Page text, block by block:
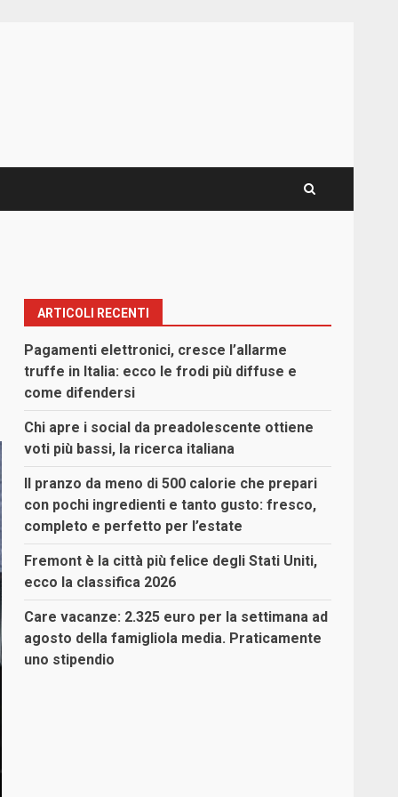
ARTICOLI RECENTI
Pagamenti elettronici, cresce l’allarme
truffe in Italia: ecco le frodi più diffuse e
come difendersi
Chi apre i social da preadolescente ottiene
voti più bassi, la ricerca italiana
Il pranzo da meno di 500 calorie che prepari
con pochi ingredienti e tanto gusto: fresco,
completo e perfetto per l’estate
Fremont è la città più felice degli Stati Uniti,
ecco la classifica 2026
Care vacanze: 2.325 euro per la settimana ad
agosto della famigliola media. Praticamente
uno stipendio